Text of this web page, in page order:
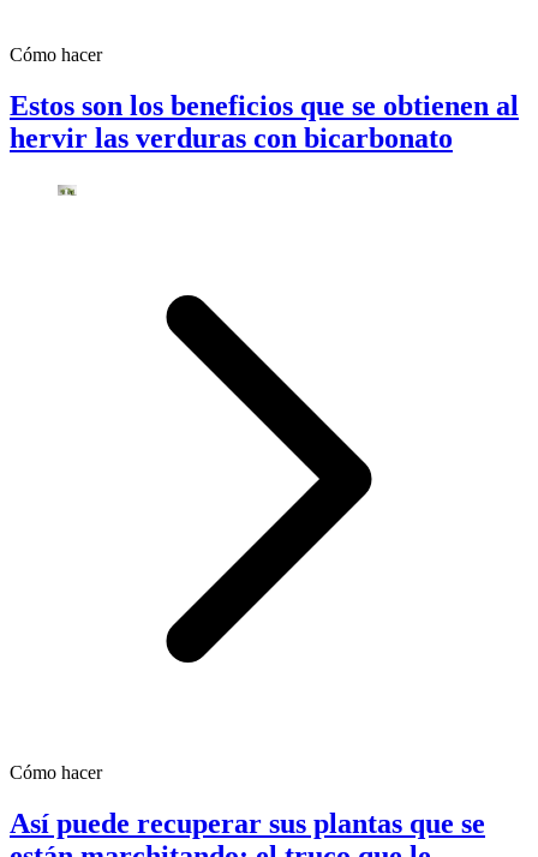
Cómo hacer
Estos son los beneficios que se obtienen al
hervir las verduras con bicarbonato
Cómo hacer
Así puede recuperar sus plantas que se